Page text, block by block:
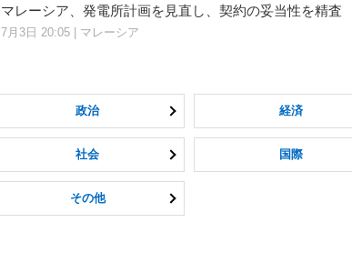
マレーシア、発電所計画を見直し、契約の妥当性を精査
7月3日 20:05 | マレーシア
政治 経済
社会 国際
その他